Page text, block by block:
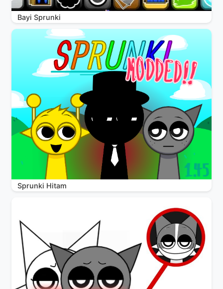
Bayi Sprunki
Sprunki Hitam